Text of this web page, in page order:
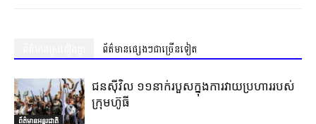
ព័ត៌មានផ្សេងៗជាច្រើនទៀត
ព័ត៌មានអន្តរជាតិ
ជនស៊ីវិល ១១នាក់របួសក្នុងការវាយប្រហាររបស់
ក្រុមហ៊ូធី